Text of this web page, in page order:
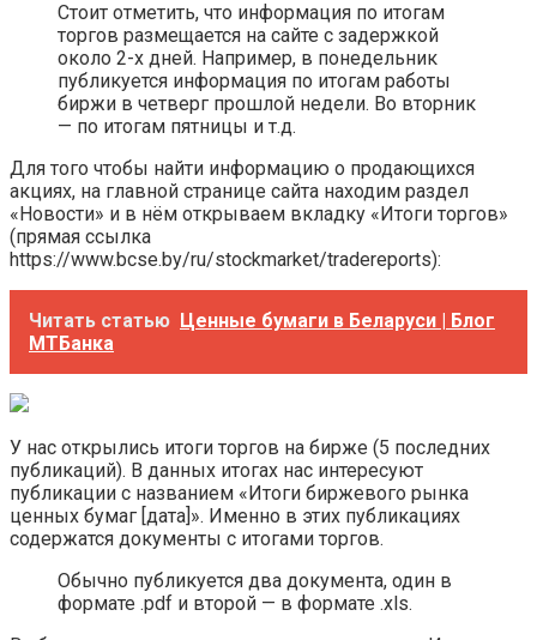
Стоит отметить, что информация по итогам
торгов размещается на сайте с задержкой
около 2-х дней. Например, в понедельник
публикуется информация по итогам работы
биржи в четверг прошлой недели. Во вторник
— по итогам пятницы и т.д.
Для того чтобы найти информацию о продающихся
акциях, на главной странице сайта находим раздел
«Новости» и в нём открываем вкладку «Итоги торгов»
(прямая ссылка
https://www.bcse.by/ru/stockmarket/tradereports):
Читать статью Ценные бумаги в Беларуси | Блог
МТБанка
У нас открылись итоги торгов на бирже (5 последних
публикаций). В данных итогах нас интересуют
публикации с названием «Итоги биржевого рынка
ценных бумаг [дата]». Именно в этих публикациях
содержатся документы с итогами торгов.
Обычно публикуется два документа, один в
формате .pdf и второй — в формате .xls.